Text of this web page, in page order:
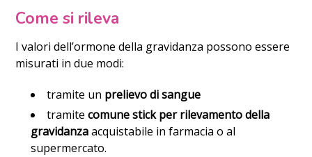
Come si rileva
I valori dell’ormone della gravidanza possono essere
misurati in due modi:
tramite un prelievo di sangue
tramite comune stick per rilevamento della
gravidanzaacquistabile in farmacia o al
supermercato.